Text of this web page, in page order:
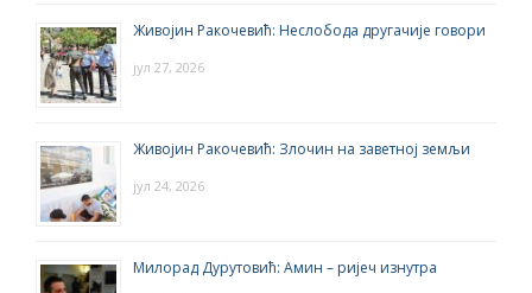
Живојин Ракочевић: Неслобода другачије говори
јул 27, 2026
Живојин Ракочевић: Злочин на заветној земљи
јул 24, 2026
Милорад Дурутовић: Амин – ријеч изнутра